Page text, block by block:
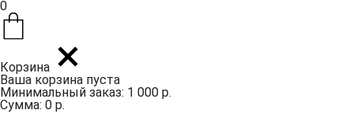
0
Корзина
Ваша корзина пуста
Минимальный заказ: 1 000 р.
Сумма: 0 р.